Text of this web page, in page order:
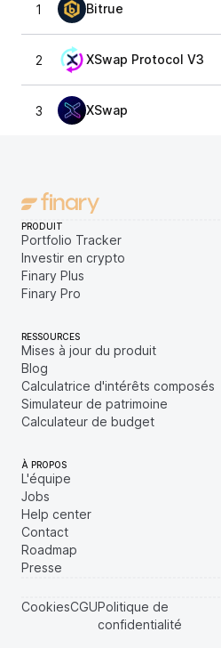
1 Bitrue
2 XSwap Protocol V3
3 XSwap
PRODUIT
Portfolio Tracker
Investir en crypto
Finary Plus
Finary Pro
RESSOURCES
Mises à jour du produit
Blog
Calculatrice d'intérêts composés
Simulateur de patrimoine
Calculateur de budget
À PROPOS
L'équipe
Jobs
Help center
Contact
Roadmap
Presse
CookiesCGUPolitique de
confidentialité